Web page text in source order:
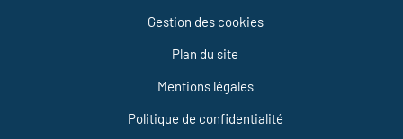
Gestion des cookies
Plan du site
Mentions légales
Politique de confidentialité